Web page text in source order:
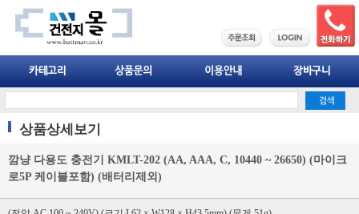
상품상세보기
깜냥 다용도 충전기 KMLT-202 (AA, AAA, C, 10440 ~ 26650) (마이크
로5P 케이블포함) (배터리제외)